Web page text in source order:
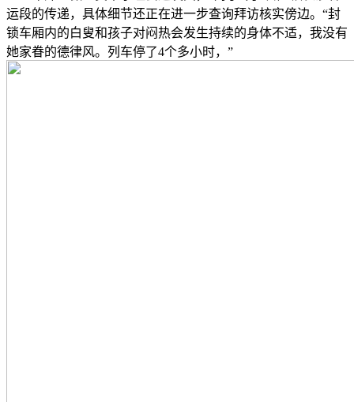
运段的传递，具体细节还正在进一步查询拜访核实傍边。“封
锁车厢内的白叟和孩子对闷热会发生持续的身体不适，我没有
她家眷的德律风。列车停了4个多小时，”